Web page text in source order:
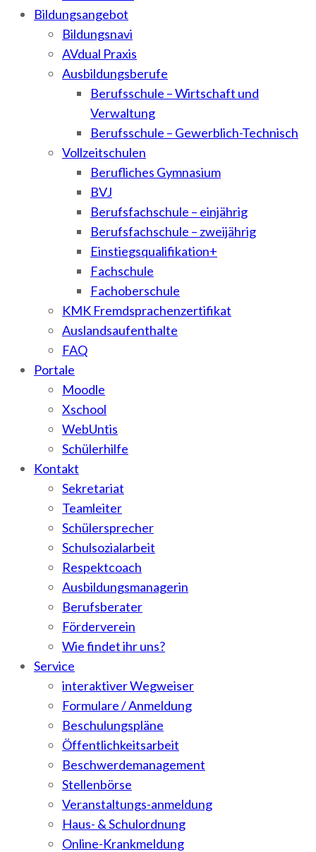
Bildungsangebot
Bildungsnavi
AVdual Praxis
Ausbildungsberufe
Berufsschule – Wirtschaft und
Verwaltung
Berufsschule – Gewerblich-Technisch
Vollzeitschulen
Berufliches Gymnasium
BVJ
Berufsfachschule – einjährig
Berufsfachschule – zweijährig
Einstiegsqualifikation+
Fachschule
Fachoberschule
KMK Fremdsprachenzertifikat
Auslandsaufenthalte
FAQ
Portale
Moodle
Xschool
WebUntis
Schülerhilfe
Kontakt
Sekretariat
Teamleiter
Schülersprecher
Schulsozialarbeit
Respektcoach
Ausbildungsmanagerin
Berufsberater
Förderverein
Wie findet ihr uns?
Service
interaktiver Wegweiser
Formulare / Anmeldung
Beschulungspläne
Öffentlichkeitsarbeit
Beschwerdemanagement
Stellenbörse
Veranstaltungs-anmeldung
Haus- & Schulordnung
Online-Krankmeldung